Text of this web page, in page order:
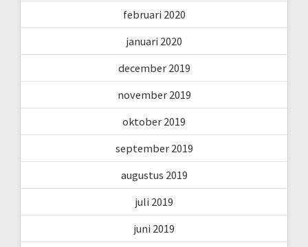
februari 2020
januari 2020
december 2019
november 2019
oktober 2019
september 2019
augustus 2019
juli 2019
juni 2019